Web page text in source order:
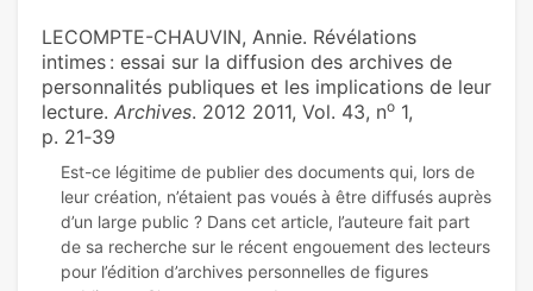
LECOMPTE-CHAUVIN, Annie. Révélations
intimes : essai sur la diffusion des archives de
personnalités publiques et les implications de leur
lecture. Archives. 2012 2011, Vol. 43, no 1,
p. 21‑39
Est-ce légitime de publier des documents qui, lors de
leur création, n’étaient pas voués à être diffusés auprès
d’un large public ? Dans cet article, l’auteure fait part
de sa recherche sur le récent engouement des lecteurs
pour l’édition d’archives personnelles de figures